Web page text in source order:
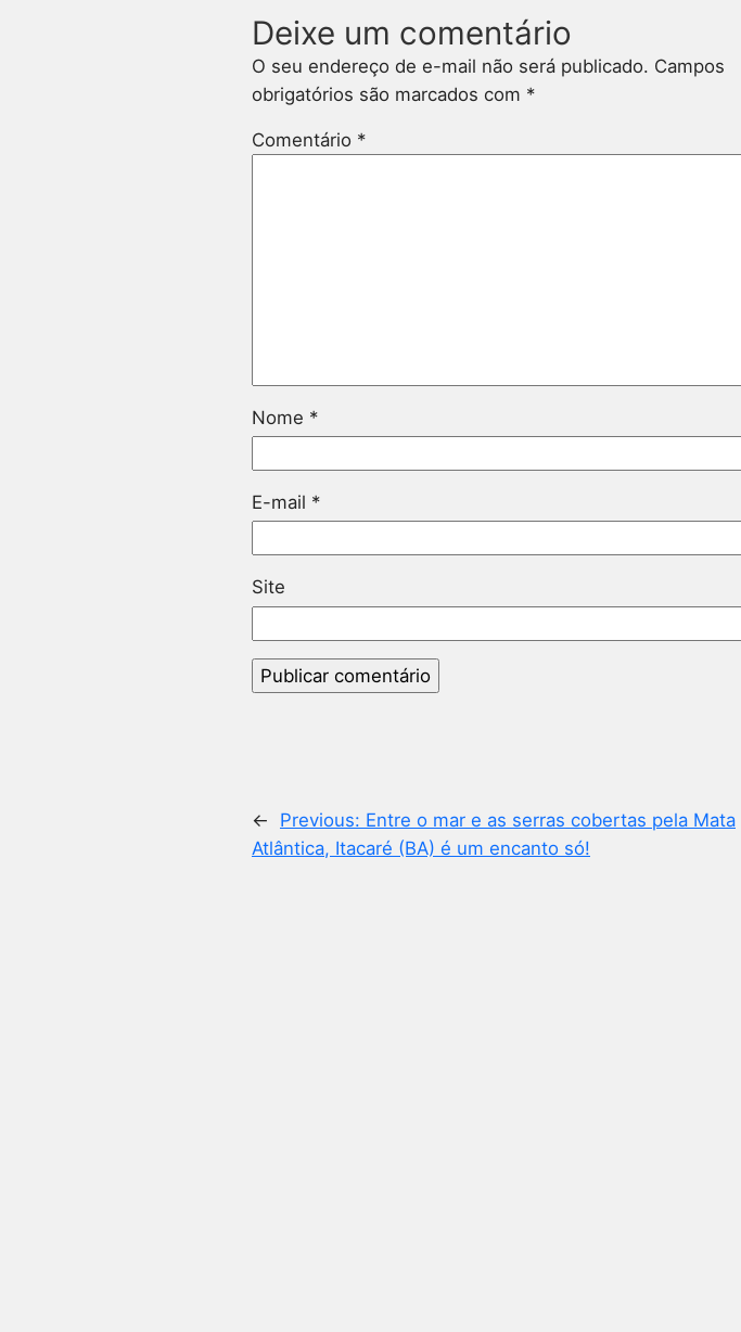
Deixe um comentário
O seu endereço de e-mail não será publicado. Campos
obrigatórios são marcados com *
Comentário *
Nome *
E-mail *
Site
← Previous: Entre o mar e as serras cobertas pela Mata
Atlântica, Itacaré (BA) é um encanto só!